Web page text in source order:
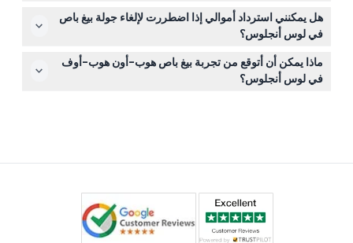
منفصلًا. هذا يجعل من السهل والميسور للعائلات استكشاف لوس
أنجلوس معًا.
أحضر واقي شمس مثل قبعة وواقي للشمس، وأحذية مريحة
للمشي، وجهازك المحمول لاستخدام الدليل الصوتي الرقمي
المتاح للتحميل عند الركوب.
هل يمكنني استرداد أموالي إذا اضطررت لإلغاء جولة بيغ باص
في لوس أنجلوس؟
نعم، يمكنك استرداد أموالك إذا ألغيت قبل 48 ساعة على الأقل
من بدء الجولة المجدولة، على الرغم من احتمال تطبيق رسوم
تحويل. تأكد من الإلغاء عبر الإنترنت من خلال هذا الموقع لإجراء
ماذا يمكن أن أتوقع من تجربة بيغ باص هوب-أون هوب-أوف
في لوس أنجلوس؟